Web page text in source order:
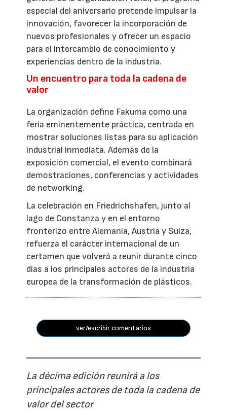
especial del aniversario pretende impulsar la
innovación, favorecer la incorporación de
nuevos profesionales y ofrecer un espacio
para el intercambio de conocimiento y
experiencias dentro de la industria.
Un encuentro para toda la cadena de
valor
La organización define Fakuma como una
feria eminentemente práctica, centrada en
mostrar soluciones listas para su aplicación
industrial inmediata. Además de la
exposición comercial, el evento combinará
demostraciones, conferencias y actividades
de networking.
La celebración en Friedrichshafen, junto al
lago de Constanza y en el entorno
fronterizo entre Alemania, Austria y Suiza,
refuerza el carácter internacional de un
certamen que volverá a reunir durante cinco
días a los principales actores de la industria
europea de la transformación de plásticos.
ver/escribir comentarios
La décima edición reunirá a los
principales actores de toda la cadena de
valor del sector